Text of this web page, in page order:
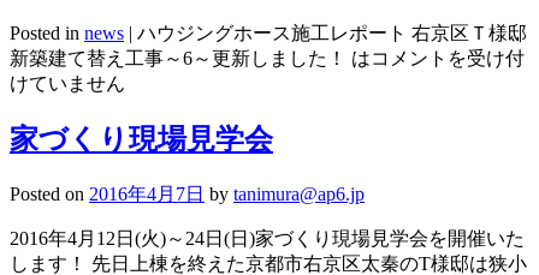
Posted in news | ハウジングホース施工レポート 右京区Ｔ様邸
新築建て替え工事～6～更新しました！ はコメントを受け付
けていません
家づくり現場見学会
Posted on 2016年4月7日 by tanimura@ap6.jp
2016年4月12日(火)～24日(日)家づくり現場見学会を開催いた
します！ 先日上棟を終えた京都市右京区太秦のT様邸は狭小